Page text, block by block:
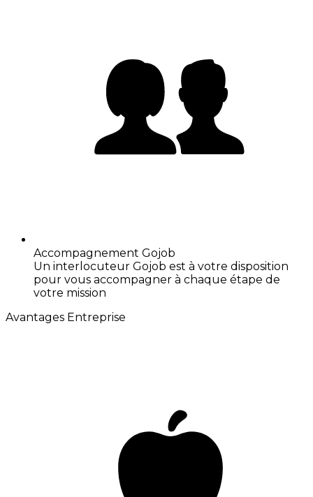
Accompagnement Gojob
Un interlocuteur Gojob est à votre disposition
pour vous accompagner à chaque étape de
votre mission
Avantages Entreprise